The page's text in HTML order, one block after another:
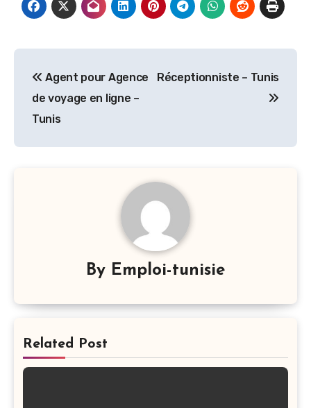
de
l’article
Agent pour Agence
de voyage en ligne –
Tunis
Réceptionniste – Tunis
By Emploi-tunisie
Related Post